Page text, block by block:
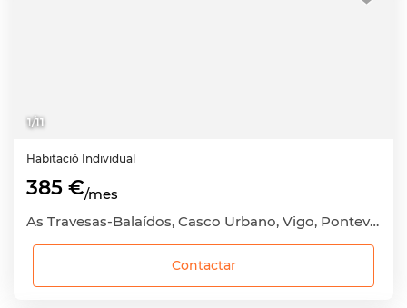
1/11
Habitació Individual
385 €/mes
As Travesas-Balaídos, Casco Urbano, Vigo, Pontevedra
Contactar